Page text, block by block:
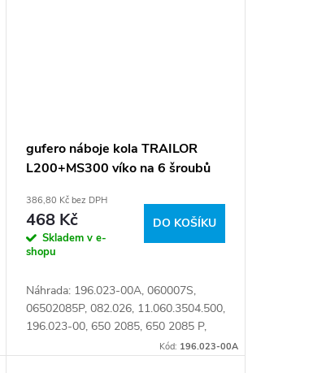
gufero náboje kola TRAILOR
L200+MS300 víko na 6 šroubů
386,80 Kč bez DPH
468 Kč
Skladem v e-
shopu
DO KOŠÍKU
Náhrada: 196.023-00A, 060007S,
06502085P, 082.026, 11.060.3504.500,
196.023-00, 650 2085, 650 2085 P,
6502085 P, 6502085P Číslo karty:
Kód: 196.023-00A